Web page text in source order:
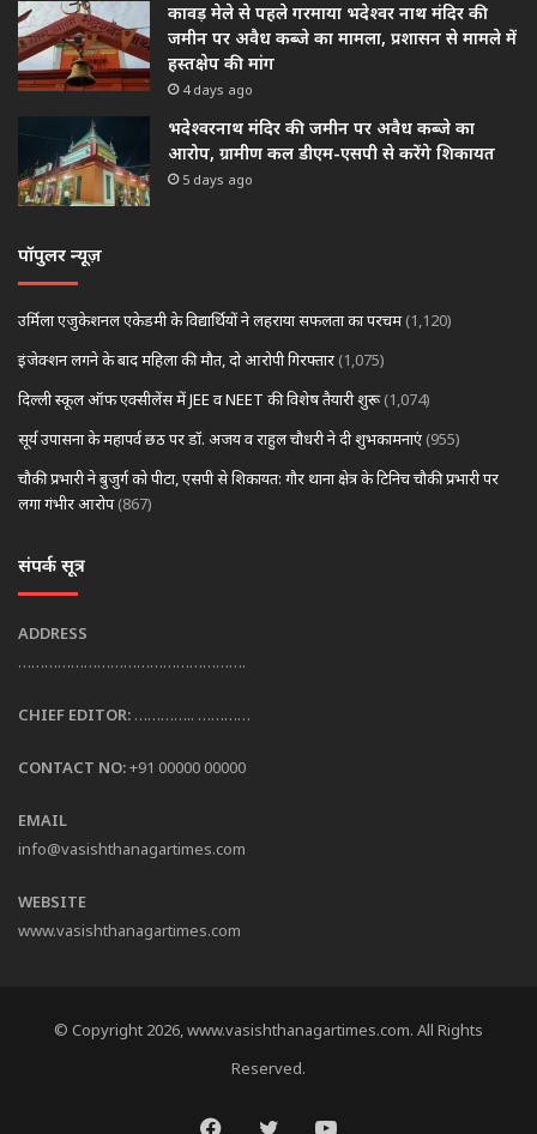
कावड़ मेले से पहले गरमाया भदेश्वर नाथ मंदिर की
जमीन पर अवैध कब्जे का मामला, प्रशासन से मामले में
हस्तक्षेप की मांग
4 days ago
भदेश्वरनाथ मंदिर की जमीन पर अवैध कब्जे का
आरोप, ग्रामीण कल डीएम-एसपी से करेंगे शिकायत
5 days ago
पॉपुलर न्यूज़
उर्मिला एजुकेशनल एकेडमी के विद्यार्थियों ने लहराया सफलता का परचम (1,120)
इंजेक्शन लगने के बाद महिला की मौत, दो आरोपी गिरफ्तार (1,075)
दिल्ली स्कूल ऑफ एक्सीलेंस में JEE व NEET की विशेष तैयारी शुरू (1,074)
सूर्य उपासना के महापर्व छठ पर डॉ. अजय व राहुल चौधरी ने दी शुभकामनाएं (955)
चौकी प्रभारी ने बुजुर्ग को पीटा, एसपी से शिकायत: गौर थाना क्षेत्र के टिनिच चौकी प्रभारी पर
लगा गंभीर आरोप (867)
संपर्क सूत्र
ADDRESS
…………………………………………….
CHIEF EDITOR: ………….. …………
CONTACT NO:+91 00000 00000
EMAIL
info@vasishthanagartimes.com
WEBSITE
www.vasishthanagartimes.com
© Copyright 2026, www.vasishthanagartimes.com. All Rights
Reserved.
Facebook
TwitterYouTube